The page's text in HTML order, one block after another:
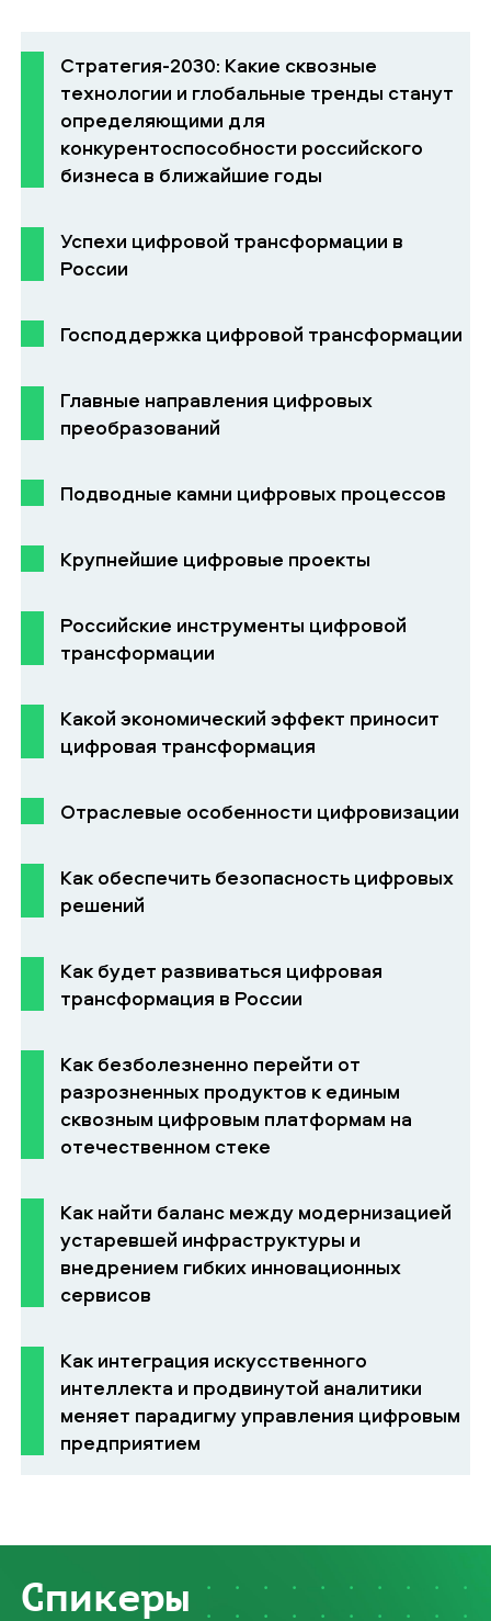
Стратегия-2030: Какие сквозные
технологии и глобальные тренды станут
определяющими для
конкурентоспособности российского
бизнеса в ближайшие годы
Успехи цифровой трансформации в
России
Господдержка цифровой трансформации
Главные направления цифровых
преобразований
Подводные камни цифровых процессов
Крупнейшие цифровые проекты
Российские инструменты цифровой
трансформации
Какой экономический эффект приносит
цифровая трансформация
Отраслевые особенности цифровизации
Как обеспечить безопасность цифровых
решений
Как будет развиваться цифровая
трансформация в России
Как безболезненно перейти от
разрозненных продуктов к единым
сквозным цифровым платформам на
отечественном стеке
Как найти баланс между модернизацией
устаревшей инфраструктуры и
внедрением гибких инновационных
сервисов
Как интеграция искусственного
интеллекта и продвинутой аналитики
меняет парадигму управления цифровым
предприятием
Спикеры